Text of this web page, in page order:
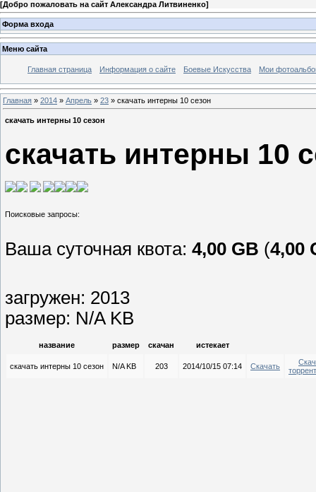
[Добро пожаловать на сайт Александра Литвиненко]
Форма входа
Меню сайта
Главная страница Информация о сайте Боевые Искусства Мои
Главная » 2014 » Апрель » 23 » скачать интерны 10 сезон
скачать интерны 10 сезон
скачать интерны 10
Ваша суточная квота: 4,00 GB (4,00
загружен: 2013
размер: N/A KB
название размер скачан истекает
скачать интерны 10 сезон N/A KB 203 2014/10/15 07:14 Скачать